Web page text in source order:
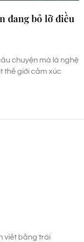
đang bỏ lỡ điều
chuyện mà là nghệ
thế giới cảm xúc
viết bằng trái